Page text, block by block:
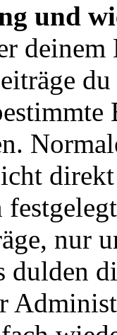
und
deinem
nur
dulden